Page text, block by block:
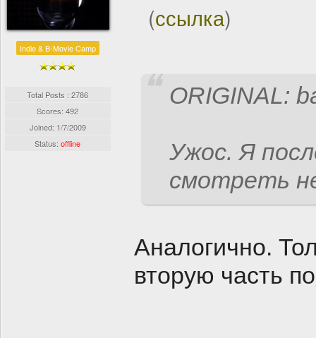
Indie & B-Movie Camp
Total Posts : 2786
Scores: 492
Joined: 1/7/2009
Status:offline
(ссылка)
ORIGINAL:
Ужос. Я
смотреть
Аналогично.
вторую часть